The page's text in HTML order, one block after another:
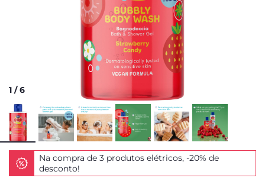
1 /6
Na compra de 3 produtos elétricos, -20% de
desconto!